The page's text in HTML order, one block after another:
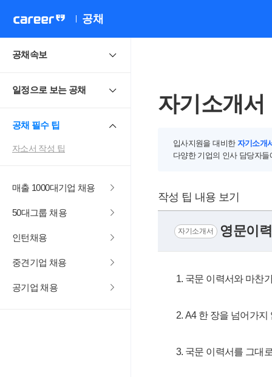
공채
공채속보
일정으로 보는 공채
공채 필수 팁
자소서 작성 팁
매출 1000대기업 채용
50대그룹 채용
인턴채용
중견기업 채용
공기업 채용
자기소개서
입사지원을 대비한 자기소개
다양한 기업의 인사 담당자
작성 팁 내용 보기
자기소개서 영문이
1. 국문 이력서와 마찬
2. A4 한 장을 넘어가
3. 국문 이력서를 그대